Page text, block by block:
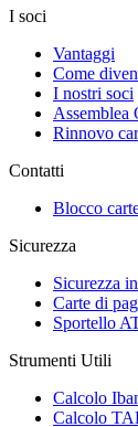
I soci
Vantaggi
Come
I nostri soci
Assemblea
Rinnovo
Contatti
Blocco
Sicurezza
Sicurezza
Carte di
Sportello
Strumenti Utili
Calcolo
Calcolo